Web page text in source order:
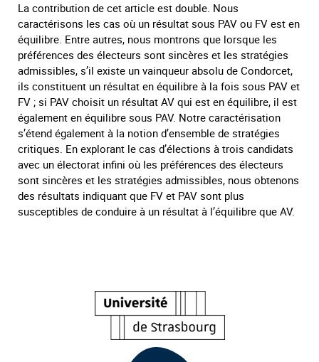
La contribution de cet article est double. Nous
caractérisons les cas où un résultat sous PAV ou FV est en
équilibre. Entre autres, nous montrons que lorsque les
préférences des électeurs sont sincères et les stratégies
admissibles, s’il existe un vainqueur absolu de Condorcet,
ils constituent un résultat en équilibre à la fois sous PAV et
FV ; si PAV choisit un résultat AV qui est en équilibre, il est
également en équilibre sous PAV. Notre caractérisation
s’étend également à la notion d’ensemble de stratégies
critiques. En explorant le cas d’élections à trois candidats
avec un électorat infini où les préférences des électeurs
sont sincères et les stratégies admissibles, nous obtenons
des résultats indiquant que FV et PAV sont plus
susceptibles de conduire à un résultat à l’équilibre que AV.